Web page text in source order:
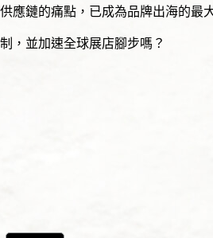
應鏈的痛點，已成為品牌出海的最
，並加速全球展店腳步嗎？